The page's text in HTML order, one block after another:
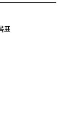
표